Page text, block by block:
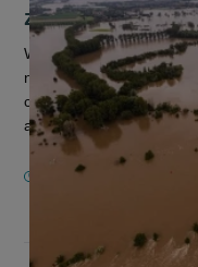
zal
We raken maar beter
nieuw rapport van
concludeert dat
aanwakkert. Een grote
14 NOVEMBER 2024